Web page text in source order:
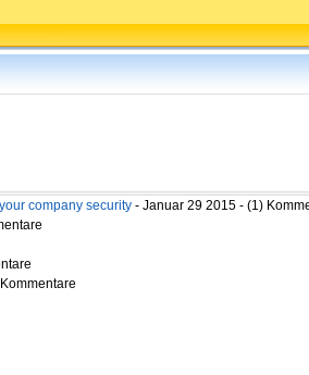
company security - Januar 29 2015 - (1)